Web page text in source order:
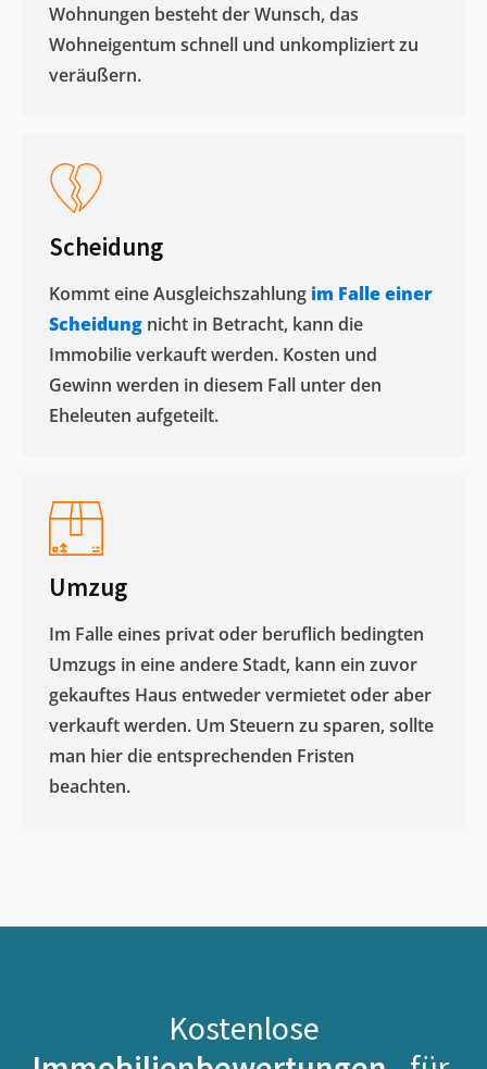
Wohnungen besteht der Wunsch, das
Wohneigentum schnell und unkompliziert zu
veräußern. ​
Scheidung
Kommt eine Ausgleichszahlung im Falle einer
Scheidung nicht in Betracht, kann die
Immobilie verkauft werden. Kosten und
Gewinn werden in diesem Fall unter den
Eheleuten aufgeteilt.​
Umzug
Im Falle eines privat oder beruflich bedingten
Umzugs in eine andere Stadt, kann ein zuvor
gekauftes Haus entweder vermietet oder aber
verkauft werden. Um Steuern zu sparen, sollte
man hier die entsprechenden Fristen
beachten.
Kostenlose